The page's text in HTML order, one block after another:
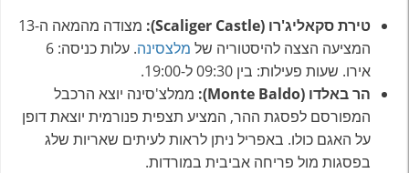
טירת סקאליג'רו (Scaliger Castle):
מצודה מהמאה ה-13
המציעה הצצה להיסטוריה של מלצסינה
. עלות כניסה: 6
אירו. שעות פעילות: בין 09:30 ל-19:00.
הר באלדו (Monte Baldo):
ממלצ'סינה יוצא הרכבל
המפורסם לפסגת ההר, המציע תצפית פנורמית יוצאת דופן
על האגם כולו. באפריל ניתן לראות לעיתים שאריות שלג
בפסגות מול פריחה אביבית במורדות.